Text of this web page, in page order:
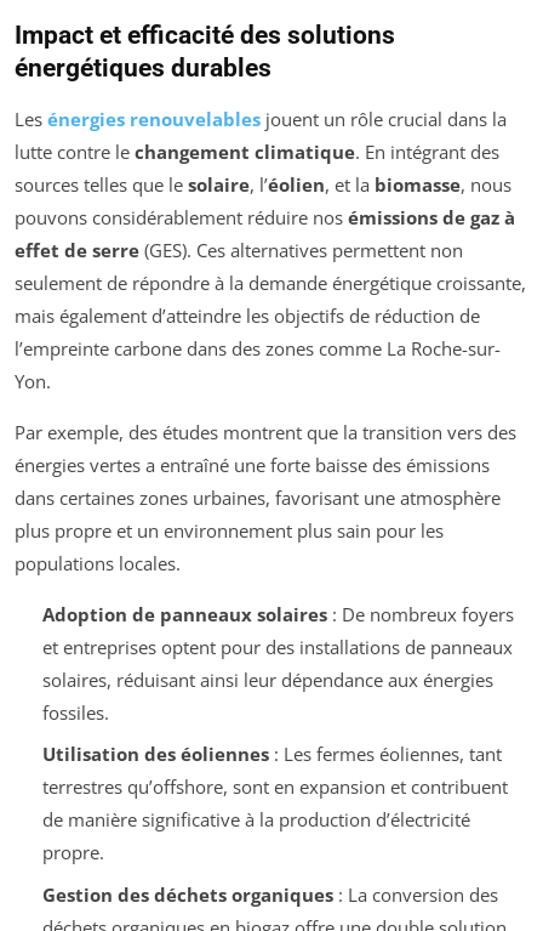
Impact et efficacité des solutions
énergétiques durables
Les énergies renouvelables jouent un rôle crucial dans la
lutte contre le changement climatique. En intégrant des
sources telles que le solaire, l’éolien, et la biomasse, nous
pouvons considérablement réduire nos émissions de gaz à
effet de serre (GES). Ces alternatives permettent non
seulement de répondre à la demande énergétique croissante,
mais également d’atteindre les objectifs de réduction de
l’empreinte carbone dans des zones comme La Roche-sur-
Yon.
Par exemple, des études montrent que la transition vers des
énergies vertes a entraîné une forte baisse des émissions
dans certaines zones urbaines, favorisant une atmosphère
plus propre et un environnement plus sain pour les
populations locales.
Adoption de panneaux solaires: De nombreux foyers
et entreprises optent pour des installations de panneaux
solaires, réduisant ainsi leur dépendance aux énergies
fossiles.
Utilisation des éoliennes: Les fermes éoliennes, tant
terrestres qu’offshore, sont en expansion et contribuent
de manière significative à la production d’électricité
propre.
Gestion des déchets organiques: La conversion des